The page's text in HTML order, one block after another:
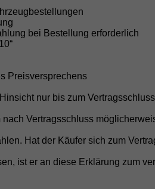
von EU-Neuwagen
Rabatt gegenüber der UVP
deutschem Recht
und sichere Abwicklung
versteckten Kosten
sind im Preis
direkt vor Ihre Haustür bei
und faire Bewertung Ihres
bei Bestellung erforderlich
Preisversprechens
nur bis zum
Vertragsschluss
Hat der Käufer sich zum
ist er an diese Erklärung zum